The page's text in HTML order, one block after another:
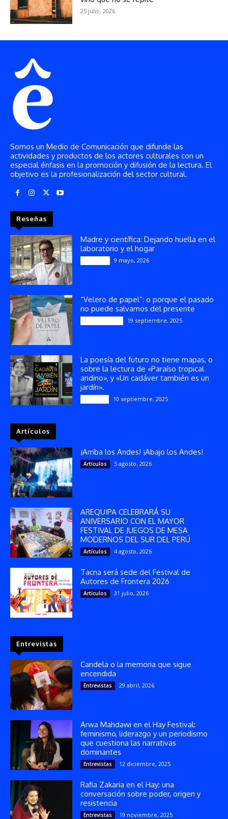
Somos un Medio de Comunicación que difunde las
actividades y productos de los actores culturales con un
especial énfasis en la promoción y difusión de la lectura. El
objetivo es la profesionalización del sector cultural.
Reseñas
Madre y científica: Dejando huella en el
laboratorio y el hogar
9 mayo, 2026
“Velero de papel”: o porque el pasado
no puede salvarnos del presente
19 septiembre, 2025
La poesía del futuro no tiene mapas, o
sobre la lectura de «Paraíso tropical
andino», y «Un cadáver también es un
jardín».
10 septiembre, 2025
Artículos
¡Arriba los Andes! ¡Abajo los Andes!
Artículos 5 agosto, 2026
AREQUIPA CELEBRARÁ SU
ANIVERSARIO CON EL MAYOR
FESTIVAL DE JUEGOS DE MESA
MODERNOS DEL SUR DEL PERÚ
Artículos 4 agosto, 2026
Tacna será sede del Festival de
Autores de Frontera 2026
Artículos 31 julio, 2026
Entrevistas
Candela o la memoria que sigue
encendida
Entrevistas 29 abril, 2026
Arwa Mahdawi en el Hay Festival:
feminismo, liderazgo y un periodismo
que cuestiona las narrativas
dominantes
Entrevistas 12 diciembre, 2025
Rafia Zakaria en el Hay: una
conversación sobre poder, origen y
resistencia
Entrevistas 19 noviembre, 2025